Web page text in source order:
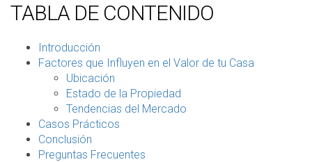
TABLA DE CONTENIDO
Introducción
Factores que Influyen en el Valor de tu Casa
Ubicación
Estado de la Propiedad
Tendencias del Mercado
Casos Prácticos
Conclusión
Preguntas Frecuentes